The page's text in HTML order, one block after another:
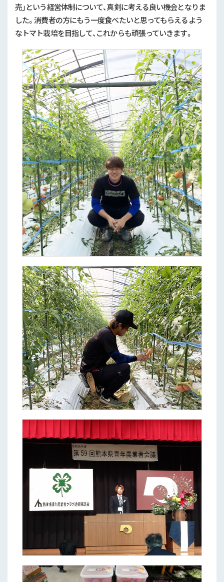
売」という経営体制について、真剣に考える良い機会となりま
した。消費者の方にもう一度食べたいと思ってもらえるよう
なトマト栽培を目指して、これからも頑張っていきます。